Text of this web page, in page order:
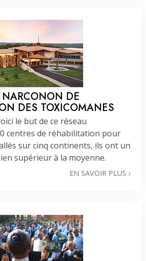
NARCONON DE
DES TOXICOMANES
le but de ce réseau
centres de réhabilitation pour
sur cinq continents, ils ont un
supérieur à la moyenne.
EN SAVOIR PLUS